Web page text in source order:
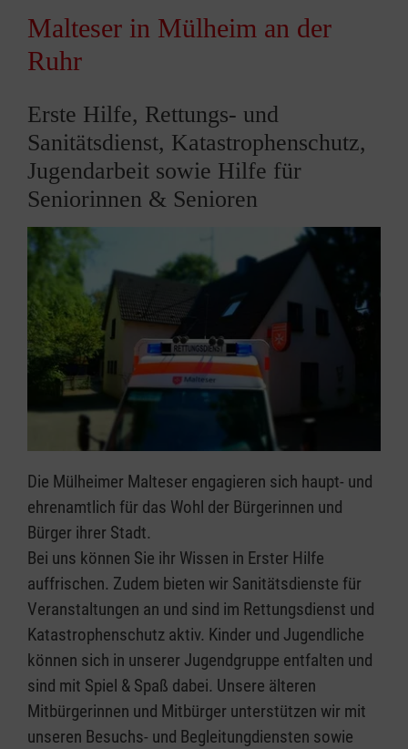
Malteser in Mülheim an der
Ruhr
Erste Hilfe, Rettungs- und
Sanitätsdienst, Katastrophenschutz,
Jugendarbeit sowie Hilfe für
Seniorinnen & Senioren
Die Mülheimer Malteser engagieren sich haupt- und
ehrenamtlich für das Wohl der Bürgerinnen und
Bürger ihrer Stadt.
Bei uns können Sie ihr Wissen in Erster Hilfe
auffrischen. Zudem bieten wir Sanitätsdienste für
Veranstaltungen an und sind im Rettungsdienst und
Katastrophenschutz aktiv. Kinder und Jugendliche
können sich in unserer Jugendgruppe entfalten und
sind mit Spiel & Spaß dabei. Unsere älteren
Mitbürgerinnen und Mitbürger unterstützen wir mit
unseren Besuchs- und Begleitungdiensten sowie